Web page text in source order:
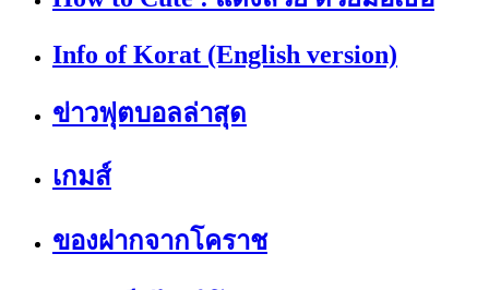
Info of Korat (English version)
ข่าวฟุตบอลล่าสุด
เกมส์
ของฝากจากโคราช